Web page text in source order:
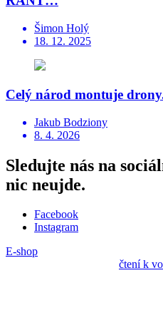
Šimon Holý
18. 12. 2025
Celý národ montuje
Jakub Bodziony
8. 4. 2026
Sledujte nás na
nic neujde.
Facebook
Instagram
E-shop
čtení k